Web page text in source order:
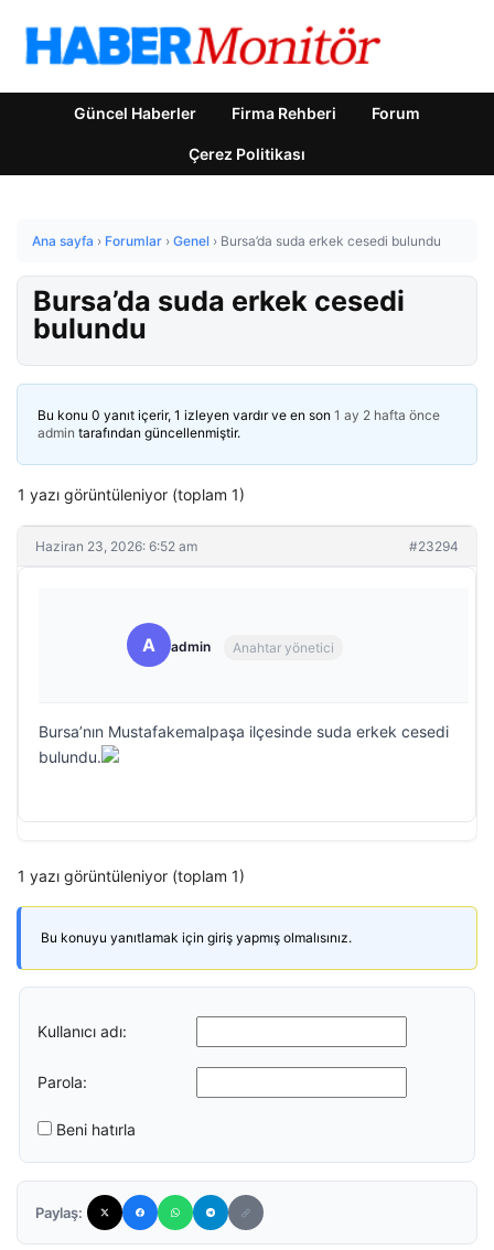
Güncel Haberler Firma Rehberi Forum
Çerez Politikası
Ana sayfa › Forumlar › Genel › Bursa’da suda erkek cesedi bulundu
Bursa’da suda erkek cesedi
bulundu
Bu konu 0 yanıt içerir, 1 izleyen vardır ve en son 1 ay 2 hafta önce
admin tarafından güncellenmiştir.
1 yazı görüntüleniyor (toplam 1)
Haziran 23, 2026: 6:52 am #23294
A admin Anahtar yönetici
Bursa’nın Mustafakemalpaşa ilçesinde suda erkek cesedi
bulundu.
1 yazı görüntüleniyor (toplam 1)
Bu konuyu yanıtlamak için giriş yapmış olmalısınız.
Kullanıcı adı:
Parola:
Beni hatırla
Paylaş: